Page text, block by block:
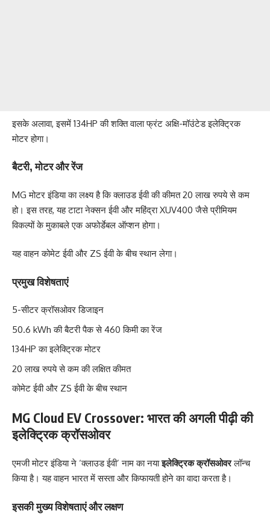
इसके अलावा, इसमें 134HP की शक्ति वाला फ्रंट अक्षि-मॉउंटेड इलेक्ट्रिक
मोटर होगा।
बैटरी, मोटर और रेंज
MG मोटर इंडिया का लक्ष्य है कि क्लाउड ईवी की कीमत 20 लाख रुपये से कम
हो। इस तरह, यह टाटा नेक्सन ईवी और महिंद्रा XUV400 जैसे प्रीमियम
विकल्पों के मुकाबले एक अफोर्डेबल ऑप्शन होगा।
यह वाहन कोमेट ईवी और ZS ईवी के बीच स्थान लेगा।
प्रमुख विशेषताएं
5-सीटर क्रॉसओवर डिजाइन
50.6 kWh की बैटरी पैक से 460 किमी का रेंज
134HP का इलेक्ट्रिक मोटर
20 लाख रुपये से कम की लक्षित कीमत
कोमेट ईवी और ZS ईवी के बीच स्थान
MG Cloud EV Crossover: भारत की अगली पीढ़ी की
इलेक्ट्रिक क्रॉसओवर
एमजी मोटर इंडिया ने ‘क्लाउड ईवी’ नाम का नयाइलेक्ट्रिक क्रॉसओवरलॉन्च
किया है। यह वाहन भारत में सस्ता और किफायती होने का वादा करता है।
इसकी मुख्य विशेषताएं और लक्षण